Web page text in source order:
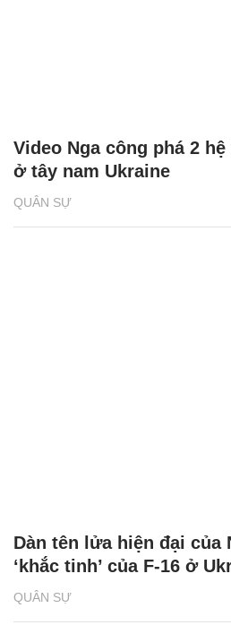
QUÂN SỰ
Video Nga công phá 2
ở tây nam Ukraine
QUÂN SỰ
Dàn tên lửa hiện đại của
‘khắc tinh’ của F-16 ở